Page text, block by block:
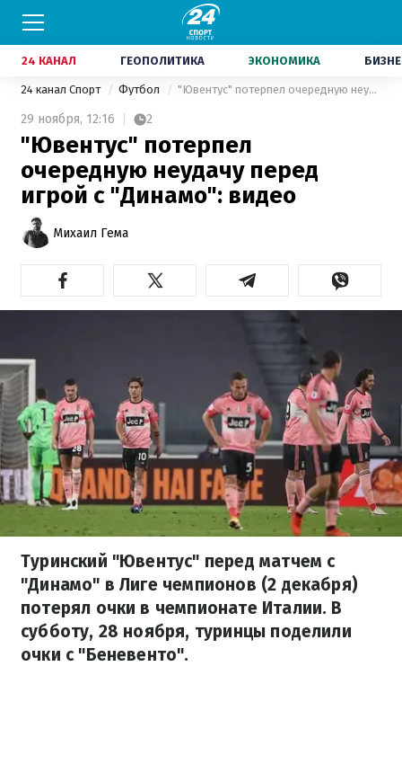
24 КАНАЛ ГЕОПОЛИТИКА ЭКОНОМИКА
24 канал Спорт Футбол "Ювентус" потерпел очередную неудачу перед игрой с "Динамо": видео
29 ноября, 12:16 2
"Ювентус" потерпел
очередную неудачу перед
игрой с "Динамо": видео
Михаил Гема
Туринский "Ювентус" перед матчем с
"Динамо" в Лиге чемпионов (2 декабря)
потерял очки в чемпионате Италии. В
субботу, 28 ноября, туринцы поделили
очки с "Беневенто".